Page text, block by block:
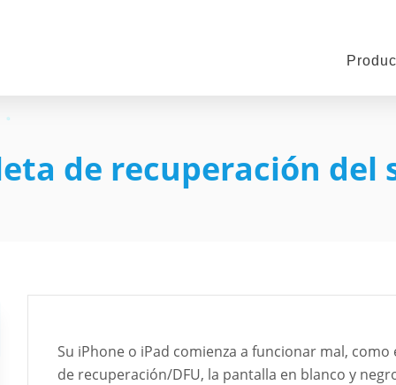
de recuperación del
Su iPhone o iPad comienza a funcionar mal,
de recuperación/DFU, la pantalla en blanco y